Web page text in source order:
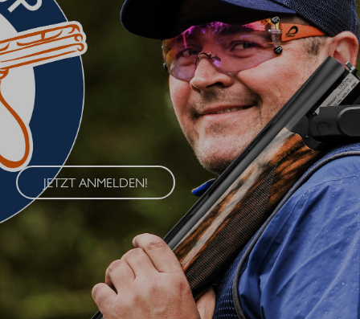
Erleben Sie den Blaser Cup 2026 – eine exklusive Serie von
Wettkämpfen im Wurfscheibenschießen, die an vier
renommierten Standorten in Deutschland ausgetragen wird. Der
Blaser Cup bietet Schützen aller Klassen die Möglichkeit, ihre
Fähigkeiten im sportlichen Wettkampf unter Beweis zu stellen.
JETZT ANMELDEN!